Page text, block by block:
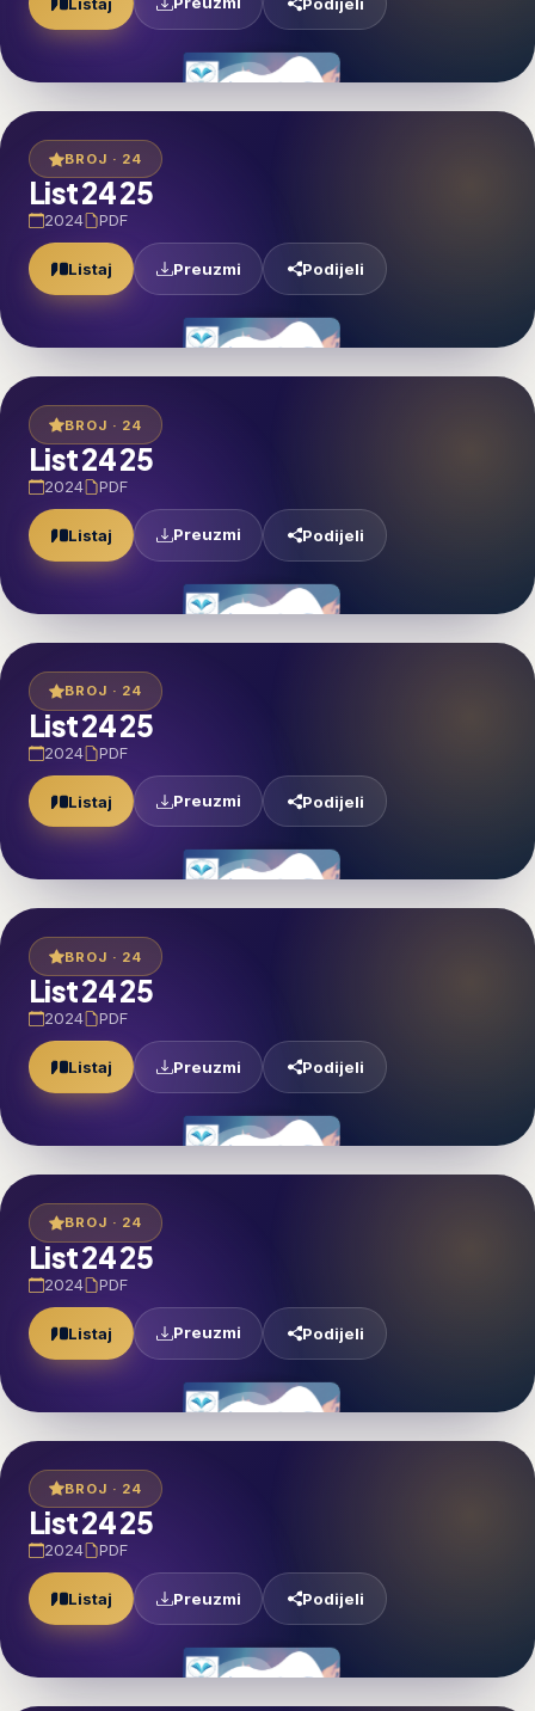
BROJ · 24
List 24 25
2024 PDF
Listaj Preuzmi Podijeli
BROJ · 24
List 24 25
2024 PDF
Listaj Preuzmi Podijeli
BROJ · 24
List 24 25
2024 PDF
Listaj Preuzmi Podijeli
BROJ · 24
List 24 25
2024 PDF
Listaj Preuzmi Podijeli
BROJ · 24
List 24 25
2024 PDF
Listaj Preuzmi Podijeli
BROJ · 24
List 24 25
2024 PDF
Listaj Preuzmi Podijeli